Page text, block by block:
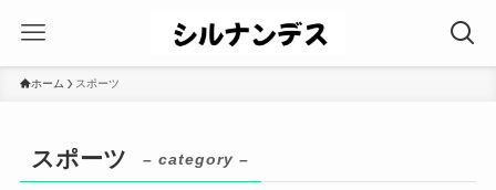
ホーム スポーツ
スポーツ – category –